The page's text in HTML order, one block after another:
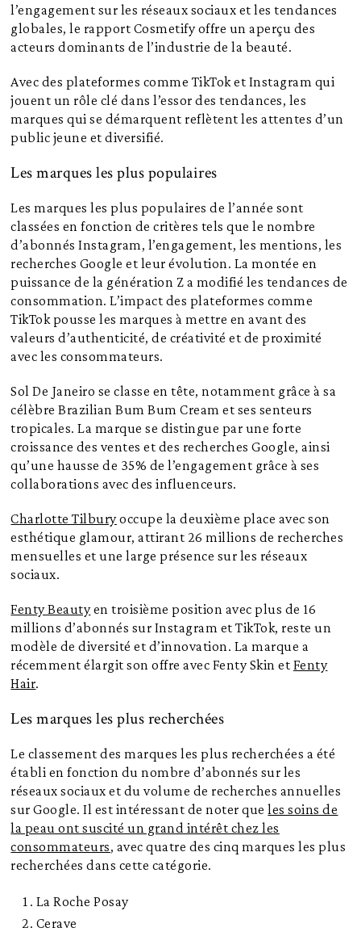
l’engagement sur les réseaux sociaux et les tendances
globales, le rapport Cosmetify offre un aperçu des
acteurs dominants de l’industrie de la beauté.
Avec des plateformes comme TikTok et Instagram qui
jouent un rôle clé dans l’essor des tendances, les
marques qui se démarquent reflètent les attentes d’un
public jeune et diversifié.
Les marques les plus populaires
Les marques les plus populaires de l’année sont
classées en fonction de critères tels que le nombre
d’abonnés Instagram, l’engagement, les mentions, les
recherches Google et leur évolution. La montée en
puissance de la génération Z a modifié les tendances de
consommation. L’impact des plateformes comme
TikTok pousse les marques à mettre en avant des
valeurs d’authenticité, de créativité et de proximité
avec les consommateurs.
Sol De Janeiro se classe en tête, notamment grâce à sa
célèbre Brazilian Bum Bum Cream et ses senteurs
tropicales. La marque se distingue par une forte
croissance des ventes et des recherches Google, ainsi
qu’une hausse de 35% de l’engagement grâce à ses
collaborations avec des influenceurs.
Charlotte Tilburyoccupe la deuxième place avec son
esthétique glamour, attirant 26 millions de recherches
mensuelles et une large présence sur les réseaux
sociaux.
Fenty Beautyen troisième position avec plus de 16
millions d’abonnés sur Instagram et TikTok, reste un
modèle de diversité et d’innovation. La marque a
récemment élargit son offre avec Fenty Skin et Fenty
Hair.
Les marques les plus recherchées
Le classement des marques les plus recherchées a été
établi en fonction du nombre d’abonnés sur les
réseaux sociaux et du volume de recherches annuelles
sur Google. Il est intéressant de noter queles soins de
la peau ont suscité un grand intérêt chez les
consommateurs, avec quatre des cinq marques les plus
recherchées dans cette catégorie.
La Roche Posay
Cerave